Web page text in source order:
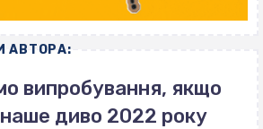
АВТОРА:
випробування, якщо
диво 2022 року